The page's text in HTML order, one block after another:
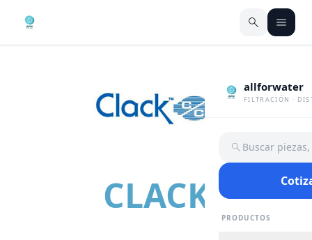
allforwater
FILTRACIÓN ·
Buscar
PRODUCTOS
CLACK